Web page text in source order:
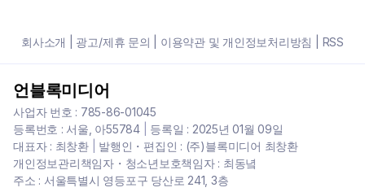
회사소개 광고/제휴 문의 이용약관 및 개인정보처리방침 RSS
언블록미디어
사업자 번호 : 785-86-01045
등록번호 : 서울, 아55784| 등록일 : 2025년 01월 09일
대표자 : 최창환| 발행인・편집인 : (주)블록미디어 최창환
개인정보관리책임자・청소년보호책임자 : 최동녘
주소 : 서울특별시 영등포구 당산로 241, 3층